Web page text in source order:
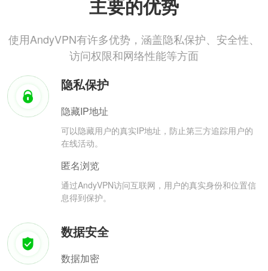
主要的优势
使用AndyVPN有许多优势，涵盖隐私保护、安全性、
访问权限和网络性能等方面
隐私保护
隐藏IP地址
可以隐藏用户的真实IP地址，防止第三方追踪用户的
在线活动。
匿名浏览
通过AndyVPN访问互联网，用户的真实身份和位置信
息得到保护。
数据安全
数据加密